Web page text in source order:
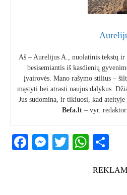
Aš – Aurelijus A., nuolatinis tekstų
besisemiantis iš kasdienių
įvairovės. Mano rašymo stilius –
mąstyti bei atrasti naujus dalykus.
Jus sudomina, ir tikiuosi, kad ateityje
Befa.lt– vyr.
Facebook
Messenger
Twitter